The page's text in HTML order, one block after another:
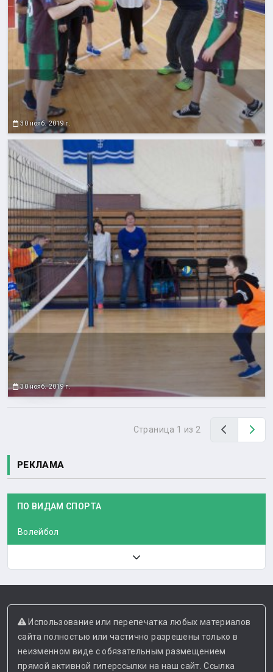
30 нояб. 2019 г.
30 нояб. 2019 г.
Страница 1 из 2 Назад
РЕКЛАМА
ПО ВИДАМ СПОРТА
Волейбол
Использование или перепечатка любых материалов
сайта полностью или частично разрешены только в
неизменном виде с обязательным размещением
прямой активной гиперссылки на наш сайт. Ссылка